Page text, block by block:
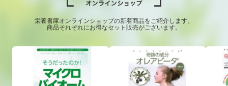
栄養書庫オンラインショップの新着商品をご紹介します。
商品それぞれにお得なセット販売がございます。